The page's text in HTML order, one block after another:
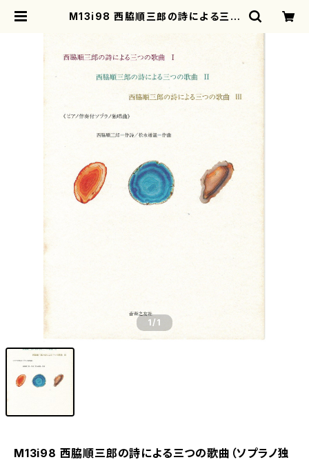
M13i98 西脇順三郎の詩による三つ
1/1
M13i98 西脇順三郎の詩による三つの歌曲（ソプラノ独